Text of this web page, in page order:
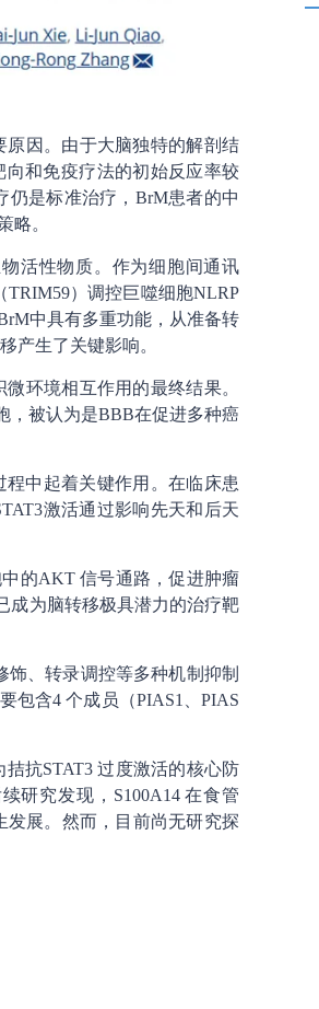
因。由于大脑独特的解剖结
和免疫疗法的初始反应率较
仍是标准治疗，BrM患者的中
略。
活性物质。作为细胞间通讯
TRIM59）调控巨噬细胞NLRP
中具有多重功能，从准备转
产生了关键影响。
环境相互作用的最终结果。
，被认为是BBB在促进多种癌
中起着关键作用。在临床患
激活通过影响先天和后天
的AKT 信号通路，促进肿瘤
成为脑转移极具潜力的治疗靶
饰、转录调控等多种机制抑制
包含4 个成员（PIAS1、PIAS
抗STAT3 过度激活的核心防
研究发现，S100A14 在食管
展。然而，目前尚无研究探